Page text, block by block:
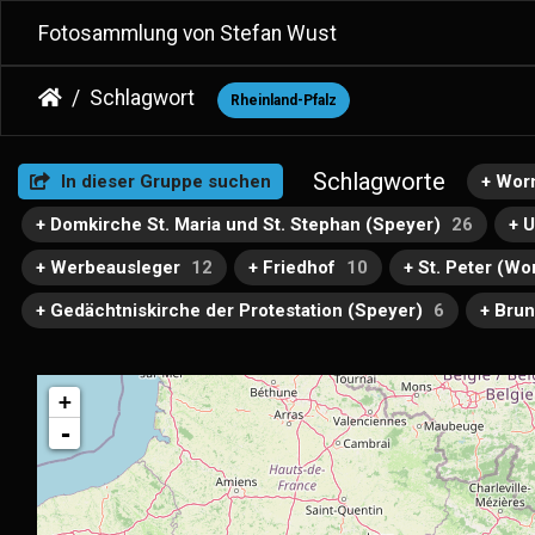
Fotosammlung von Stefan Wust
Schlagwort Rheinland-Pfalz
In dieser Gruppe suchen Schlagworte
+
+ Domkirche St. Maria und St. Stephan (Speyer)
26
+
+ Werbeausleger 12 + Friedhof 10
+ St. Peter
+ Gedächtniskirche der Protestation (Speyer)
6 +
+
-